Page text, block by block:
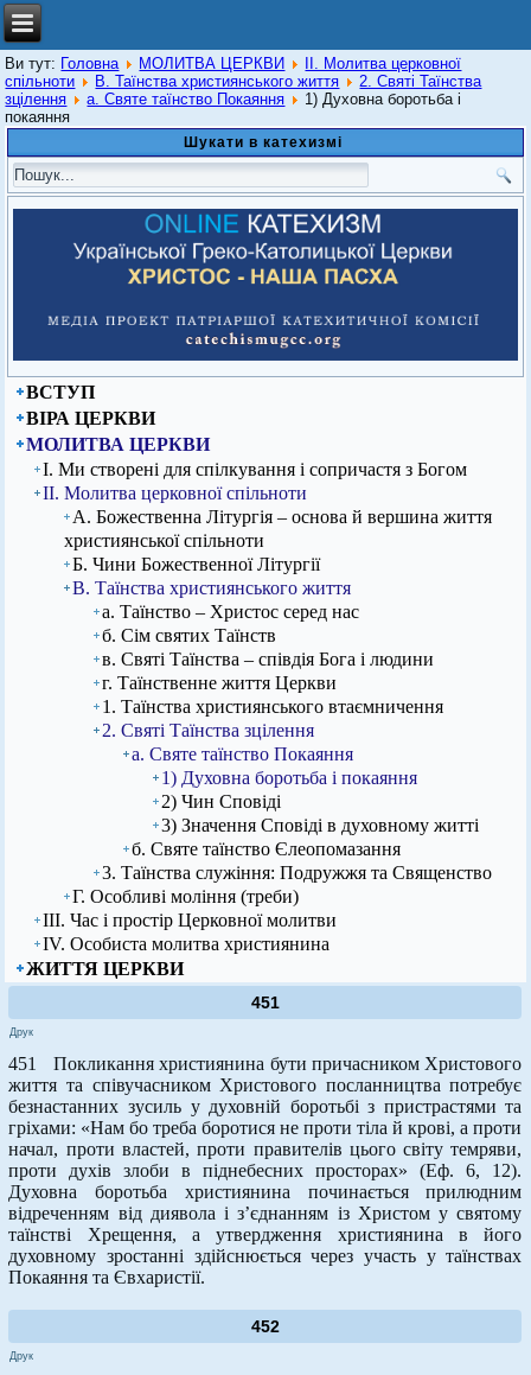
Ви тут: Головна МОЛИТВА ЦЕРКВИ
ІІ. Молитва церковної
спільноти
В. Таїнства християнського життя
2. Святі Таїнства
зцілення
а. Святе таїнство Покаяння
1) Духовна боротьба і
покаяння
Шукати в катехизмі
ВСТУП
ВІРА ЦЕРКВИ
МОЛИТВА ЦЕРКВИ
І. Ми створені для спілкування і сопричастя з Богом
ІІ. Молитва церковної спільноти
А. Божественна Літургія – основа й вершина життя
християнської спільноти
Б. Чини Божественної Літургії
В. Таїнства християнського життя
а. Таїнство – Христос серед нас
б. Сім святих Таїнств
в. Святі Таїнства – співдія Бога і людини
г. Таїнственне життя Церкви
1. Таїнства християнського втаємничення
2. Святі Таїнства зцілення
а. Святе таїнство Покаяння
1) Духовна боротьба і покаяння
2) Чин Сповіді
3) Значення Сповіді в духовному житті
б. Святе таїнство Єлеопомазання
3. Таїнства служіння: Подружжя та Священство
Г. Особливі моління (треби)
ІІІ. Час і простір Церковної молитви
ІV. Особиста молитва християнина
ЖИТТЯ ЦЕРКВИ
451
Друк
451 Покликання християнина бути причасником Христового
життя та співучасником Христового посланництва потребує
безнастанних зусиль у духовній боротьбі з пристрастями та
гріхами: «Нам бо треба боротися не проти тіла й крові, а проти
начал, проти властей, проти правителів цього світу темряви,
проти духів злоби в піднебесних просторах» (Еф. 6, 12).
Духовна боротьба християнина починається прилюдним
відреченням від диявола і з’єднанням із Христом у святому
таїнстві Хрещення, а утвердження християнина в його
духовному зростанні здійснюється через участь у таїнствах
Покаяння та Євхаристії.
452
Друк